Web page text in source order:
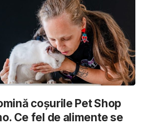
coșurile Pet Shop
Ce fel de alimente se